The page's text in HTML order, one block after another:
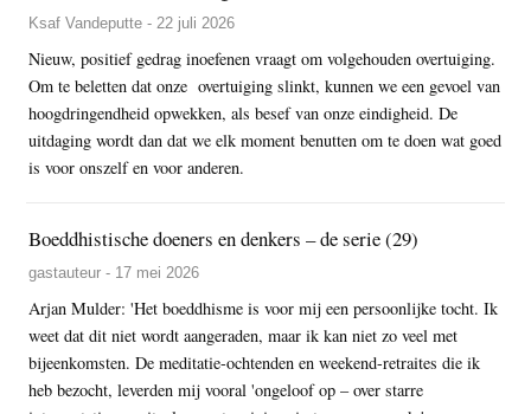
Ksaf Vandeputte - 22 juli 2026
Nieuw, positief gedrag inoefenen vraagt om volgehouden overtuiging.
Om te beletten dat onze overtuiging slinkt, kunnen we een gevoel van
hoogdringendheid opwekken, als besef van onze eindigheid. De
uitdaging wordt dan dat we elk moment benutten om te doen wat goed
is voor onszelf en voor anderen.
Boeddhistische doeners en denkers – de serie (29)
gastauteur - 17 mei 2026
Arjan Mulder: 'Het boeddhisme is voor mij een persoonlijke tocht. Ik
weet dat dit niet wordt aangeraden, maar ik kan niet zo veel met
bijeenkomsten. De meditatie-ochtenden en weekend-retraites die ik
heb bezocht, leverden mij vooral 'ongeloof op – over starre